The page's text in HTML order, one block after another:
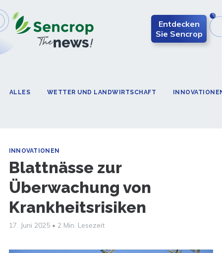
Entdecken
Sie Sencrop
ALLES WETTER UND LANDWIRTSCHAFT
INNOVATIONEN
Blattnässe zur
Überwachung von
Krankheitsrisiken
17. Juni 2025 • 2 Min. Lesezeit